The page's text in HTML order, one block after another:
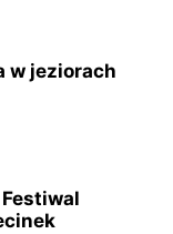
w jeziorach